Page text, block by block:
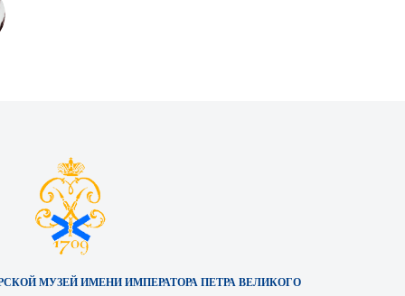
МУЗЕЙ ИМЕНИ ИМПЕРАТОРА ПЕТРА ВЕЛИКОГО